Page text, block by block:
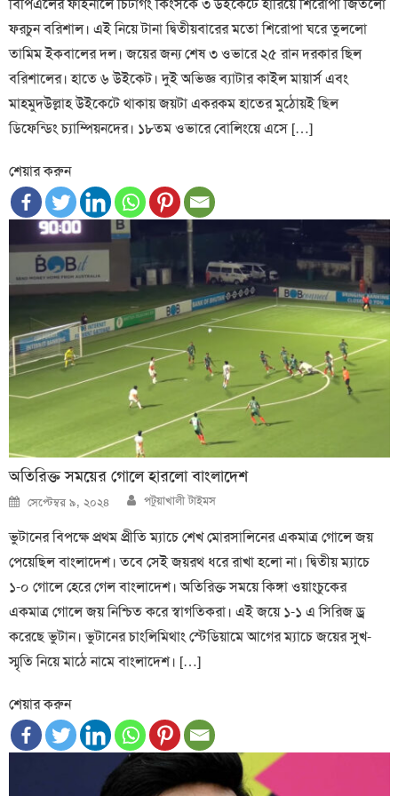
বিপিএলের ফাইনালে চিটাগং কিংসকে ৩ উইকেটে হারিয়ে শিরোপা জিতলো
ফরচুন বরিশাল। এই নিয়ে টানা দ্বিতীয়বারের মতো শিরোপা ঘরে তুললো
তামিম ইকবালের দল। জয়ের জন্য শেষ ৩ ওভারে ২৫ রান দরকার ছিল
বরিশালের। হাতে ৬ উইকেট। দুই অভিজ্ঞ ব্যাটার কাইল মায়ার্স এবং
মাহমুদউল্লাহ উইকেটে থাকায় জয়টা একরকম হাতের মুঠোয়ই ছিল
ডিফেন্ডিং চ্যাম্পিয়নদের। ১৮তম ওভারে বোলিংয়ে এসে […]
শেয়ার করুন
অতিরিক্ত সময়ের গোলে হারলো বাংলাদেশ
Posted
on
সেপ্টেম্বর ৯, ২০২৪ Author
পটুয়াখালী টাইমস
ভুটানের বিপক্ষে প্রথম প্রীতি ম্যাচে শেখ মোরসালিনের একমাত্র গোলে জয়
পেয়েছিল বাংলাদেশ। তবে সেই জয়রথ ধরে রাখা হলো না। দ্বিতীয় ম্যাচে
১-০ গোলে হেরে গেল বাংলাদেশ। অতিরিক্ত সময়ে কিঙ্গা ওয়াংচুকের
একমাত্র গোলে জয় নিশ্চিত করে স্বাগতিকরা। এই জয়ে ১-১ এ সিরিজ ড্র
করেছে ভুটান। ভুটানের চাংলিমিথাং স্টেডিয়ামে আগের ম্যাচে জয়ের সুখ-
স্মৃতি নিয়ে মাঠে নামে বাংলাদেশ। […]
শেয়ার করুন